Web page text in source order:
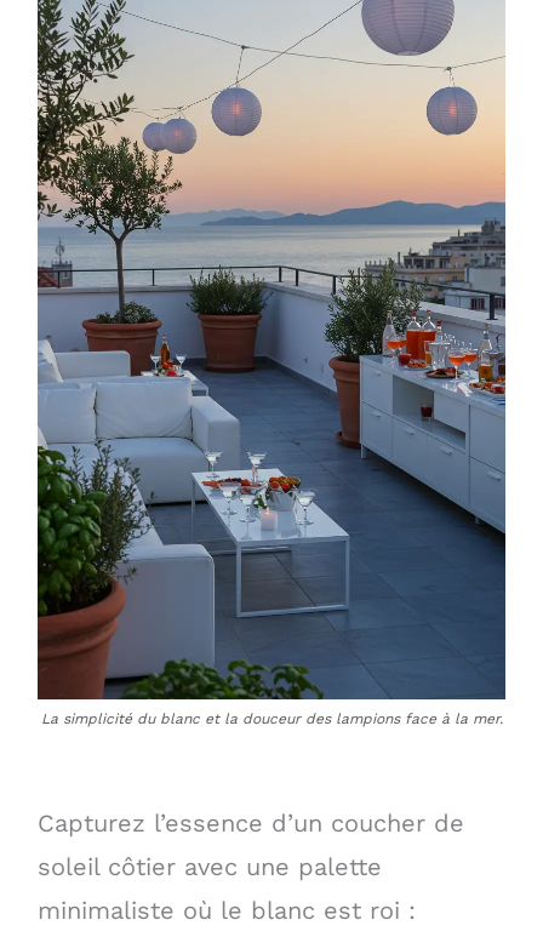
La simplicité du blanc et la douceur des lampions face à la mer.
Capturez l’essence d’un coucher de
soleil côtier avec une palette
minimaliste où le blanc est roi :